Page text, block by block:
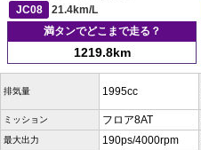
JC08
21.4km/L
満タンでどこまで走る？
1219.8km
排気量 1995cc
ミッション フロア8AT
最大出力 190ps/4000rpm